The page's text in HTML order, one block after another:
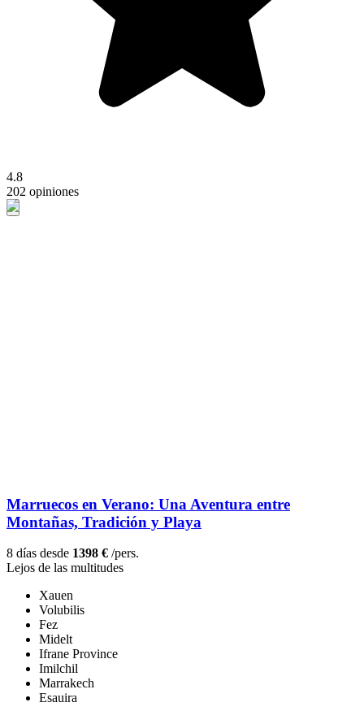
4.8
202 opiniones
Marruecos en Verano: Una Aventura entre
Montañas, Tradición y Playa
8 días desde 1398 € /pers.
Lejos de las multitudes
Xauen
Volubilis
Fez
Midelt
Ifrane Province
Imilchil
Marrakech
Esauira